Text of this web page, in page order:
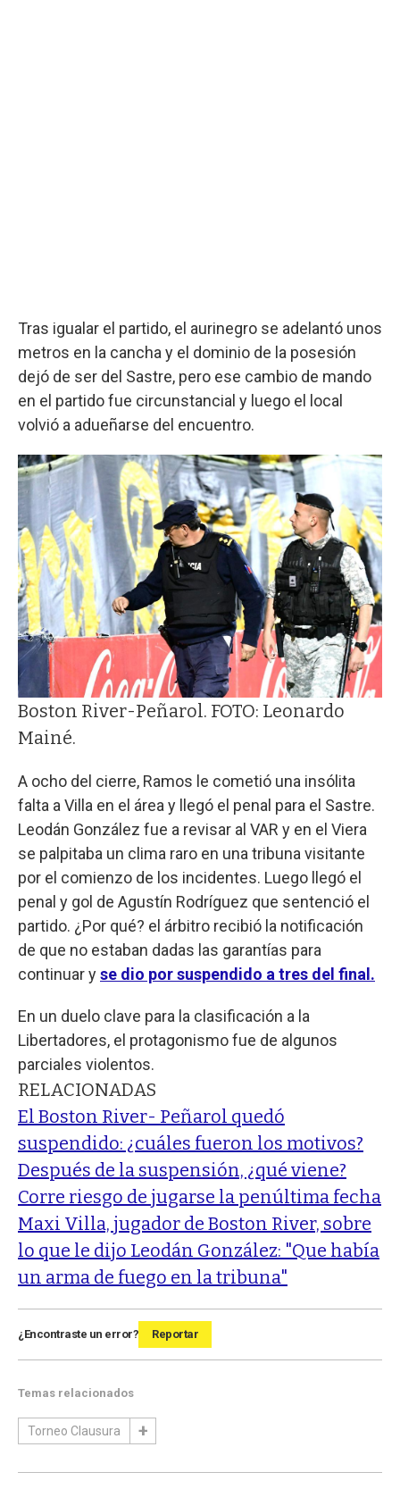
Tras igualar el partido, el aurinegro se adelantó unos
metros en la cancha y el dominio de la posesión
dejó de ser del Sastre, pero ese cambio de mando
en el partido fue circunstancial y luego el local
volvió a adueñarse del encuentro.
Boston River-Peñarol. FOTO: Leonardo
Mainé.
A ocho del cierre, Ramos le cometió una insólita
falta a Villa en el área y llegó el penal para el Sastre.
Leodán González fue a revisar al VAR y en el Viera
se palpitaba un clima raro en una tribuna visitante
por el comienzo de los incidentes. Luego llegó el
penal y gol de Agustín Rodríguez que sentenció el
partido. ¿Por qué? el árbitro recibió la notificación
de que no estaban dadas las garantías para
continuar yse dio por suspendido a tres del final.
En un duelo clave para la clasificación a la
Libertadores, el protagonismo fue de algunos
parciales violentos.
RELACIONADAS
El Boston River- Peñarol quedó
suspendido: ¿cuáles fueron los motivos?
Después de la suspensión, ¿qué viene?
Corre riesgo de jugarse la penúltima fecha
Maxi Villa, jugador de Boston River, sobre
lo que le dijo Leodán González: "Que había
un arma de fuego en la tribuna"
¿Encontraste un error? Reportar
Temas relacionados
Torneo Clausura